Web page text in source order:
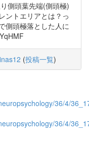
側頭葉先端(側頭極)
ントエリアとは？っ
側頭極落とした人に
(投稿一覧)
36/4/
36/4/